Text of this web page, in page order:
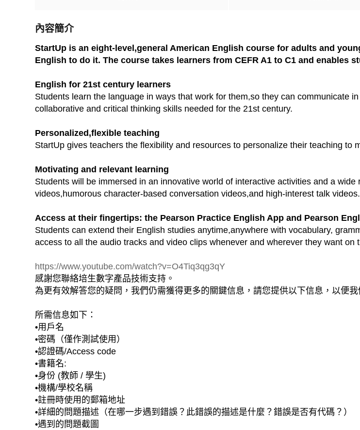
內容簡介
StartUp is an eight-level,general American English course for adults and
English to do it. The course takes learners from CEFR A1 to C1 and
English for 21st century learners
Students learn the language in ways that work for them,so they can communicate
collaborative and critical thinking skills needed for the 21st century.
Personalized,flexible teaching
StartUp gives teachers the flexibility and resources to personalize their teaching to
Motivating and relevant learning
Students will be immersed in an innovative world of interactive activities and a
videos,humorous character-based conversation videos,and high-interest talk videos.
Access at their fingertips: the Pearson Practice English App and Pearson
Students can extend their English studies anytime,anywhere with vocabulary,
access to all the audio tracks and video clips whenever and wherever they want on
https://www.youtube.com/watch?v=O4Tiq3qg3qY
感謝您聯絡培生數字產品技術支持。
為更有效解答您的疑問，我們仍需獲得更多的關鍵信息，請您提供以下信息，以便
所需信息如下：
•用戶名
•密碼（僅作測試使用）
•認證碼/Access code
•書籍名:
•身份 (教師 / 學生)
•機構/學校名稱
•註冊時使用的郵箱地址
•詳細的問題描述（在哪一步遇到錯誤？此錯誤的描述是什麼？錯誤是否有代碼？）
•遇到的問題截圖